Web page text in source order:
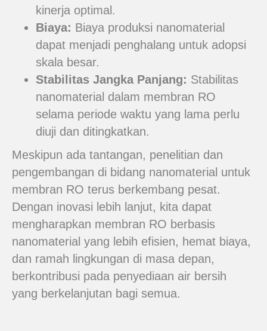
kinerja optimal.
Biaya: Biaya produksi nanomaterial
dapat menjadi penghalang untuk adopsi
skala besar.
Stabilitas Jangka Panjang: Stabilitas
nanomaterial dalam membran RO
selama periode waktu yang lama perlu
diuji dan ditingkatkan.
Meskipun ada tantangan, penelitian dan
pengembangan di bidang nanomaterial untuk
membran RO terus berkembang pesat.
Dengan inovasi lebih lanjut, kita dapat
mengharapkan membran RO berbasis
nanomaterial yang lebih efisien, hemat biaya,
dan ramah lingkungan di masa depan,
berkontribusi pada penyediaan air bersih
yang berkelanjutan bagi semua.